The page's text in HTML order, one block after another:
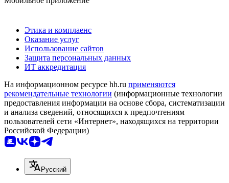
Этика и комплаенс
Оказание услуг
Использование сайтов
Защита персональных данных
ИТ аккредитация
На информационном ресурсе hh.ru применяются
рекомендательные технологии (информационные технологии
предоставления информации на основе сбора, систематизации
и анализа сведений, относящихся к предпочтениям
пользователей сети «Интернет», находящихся на территории
Российской Федерации)
Русский